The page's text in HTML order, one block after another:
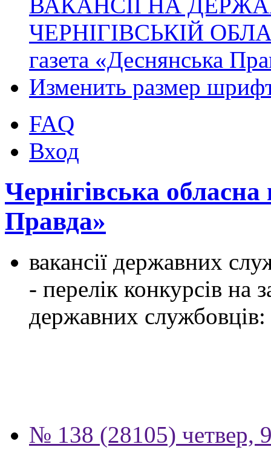
ЧЕРНІГІВСЬКІЙ
газета «Деснянська
Изменить размер
FAQ
Вход
Чернігівська
Правда»
вакансії державних
- перелік конкурсів на
державних службовців:
№ 138 (28105) четвер,